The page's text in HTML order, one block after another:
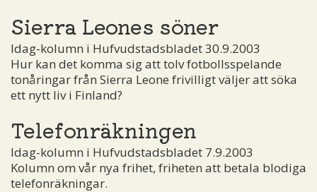
Sierra Leones söner
Idag-kolumn i Hufvudstadsbladet 30.9.2003
Hur kan det komma sig att tolv fotbollsspelande
tonåringar från Sierra Leone frivilligt väljer att söka
ett nytt liv i Finland?
Telefonräkningen
Idag-kolumn i Hufvudstadsbladet 7.9.2003
Kolumn om vår nya frihet, friheten att betala blodiga
telefonräkningar.